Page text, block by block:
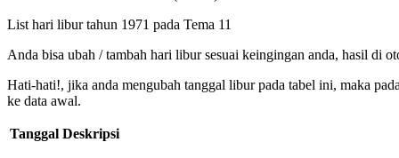
List hari libur tahun 1971 pada Tema 11
Anda bisa ubah / tambah hari libur sesuai keingingan anda, hasil di
Hati-hati!, jika anda mengubah tanggal libur pada tabel ini, maka
ke data awal.
Tanggal Deskripsi